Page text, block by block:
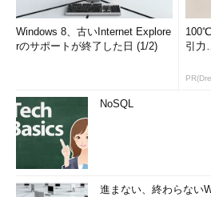
Windows 8、古いInternet Explore
rのサポートが終了した日 (1/2)
引力
NoSQL
進まない、終わらない